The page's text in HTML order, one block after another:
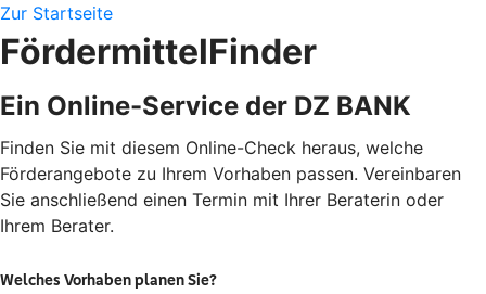
Zur Startseite
FördermittelFinder
Ein Online-Service der DZ BANK
Finden Sie mit diesem Online-Check heraus, welche
Förderangebote zu Ihrem Vorhaben passen. Vereinbaren
Sie anschließend einen Termin mit Ihrer Beraterin oder
Ihrem Berater.